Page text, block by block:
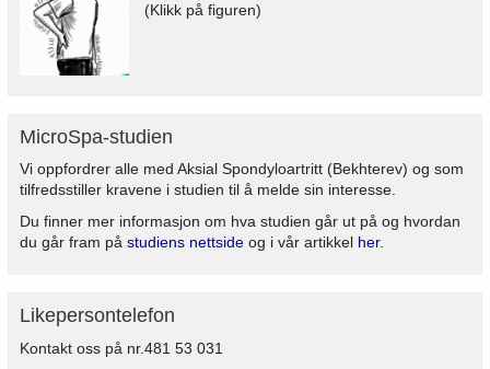
(Klikk på figuren)
MicroSpa-studien
Vi oppfordrer alle med Aksial Spondyloartritt (Bekhterev) og som
tilfredsstiller kravene i studien til å melde sin interesse.
Du finner mer informasjon om hva studien går ut på og hvordan
du går fram på studiens nettside og i vår artikkel her.
Likepersontelefon
Kontakt oss på nr.481 53 031